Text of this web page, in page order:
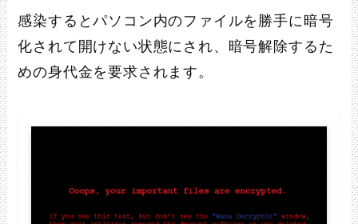
感染するとパソコン内のファイルを勝手に暗号
化されて開けない状態にされ、暗号解除するた
めの身代金を要求されます。